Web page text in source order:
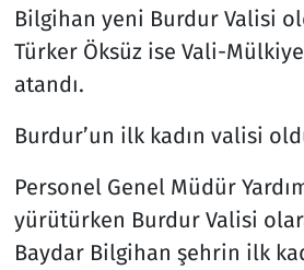
Bilgihan yeni Burdur Valisi
Türker Öksüz ise Vali-
atandı.
Burdur’un ilk kadın valisi
Personel Genel Müdür
yürütürken Burdur Valisi
Baydar Bilgihan şehrin ilk